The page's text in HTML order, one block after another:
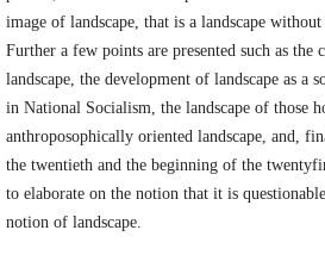
image of landscape, that is a landscape
Further a few points are presented such as the
landscape, the development of landscape as a
in National Socialism, the landscape of those
anthroposophically oriented landscape, and,
the twentieth and the beginning of the
to elaborate on the notion that it is
notion of landscape.